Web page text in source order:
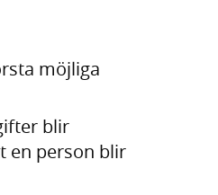
möjliga
blir
en person blir